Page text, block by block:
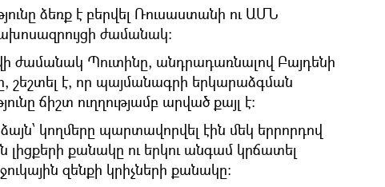
ձեռք է բերվել Ռուսաստանի ու ԱՄՆ
ժամանակ։
ժամանակ Պուտինը, անդրադառնալով Բայդենի
շեշտել է, որ պայմանագրի երկարաձգման
ճիշտ ուղղությամբ արված քայլ է։
կողմերը պարտավորվել էին մեկ երրորդով
քանակը ու երկու անգամ կրճատել
զենքի կրիչների քանակը։